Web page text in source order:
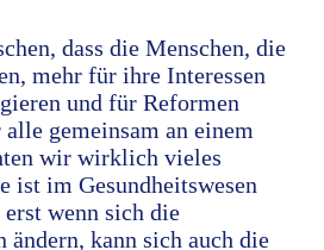
dass die Menschen, die
mehr für ihre Interessen
und für Reformen
gemeinsam an einem
wir wirklich vieles
ist im Gesundheitswesen
wenn sich die
ändern, kann sich auch die